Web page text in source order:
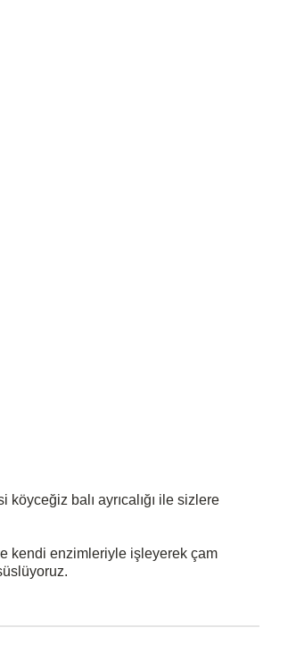
balı ayrıcalığı ile sizlere
ve kendi enzimleriyle işleyerek çam